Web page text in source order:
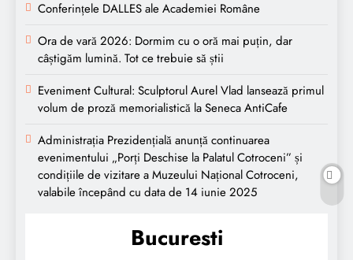
Conferințele DALLES ale Academiei Române
Ora de vară 2026: Dormim cu o oră mai puțin, dar
câștigăm lumină. Tot ce trebuie să știi
Eveniment Cultural: Sculptorul Aurel Vlad lansează primul
volum de proză memorialistică la Seneca AntiCafe
Administrația Prezidențială anunță continuarea
evenimentului „Porți Deschise la Palatul Cotroceni” și
condițiile de vizitare a Muzeului Național Cotroceni,
valabile începând cu data de 14 iunie 2025
Bucuresti